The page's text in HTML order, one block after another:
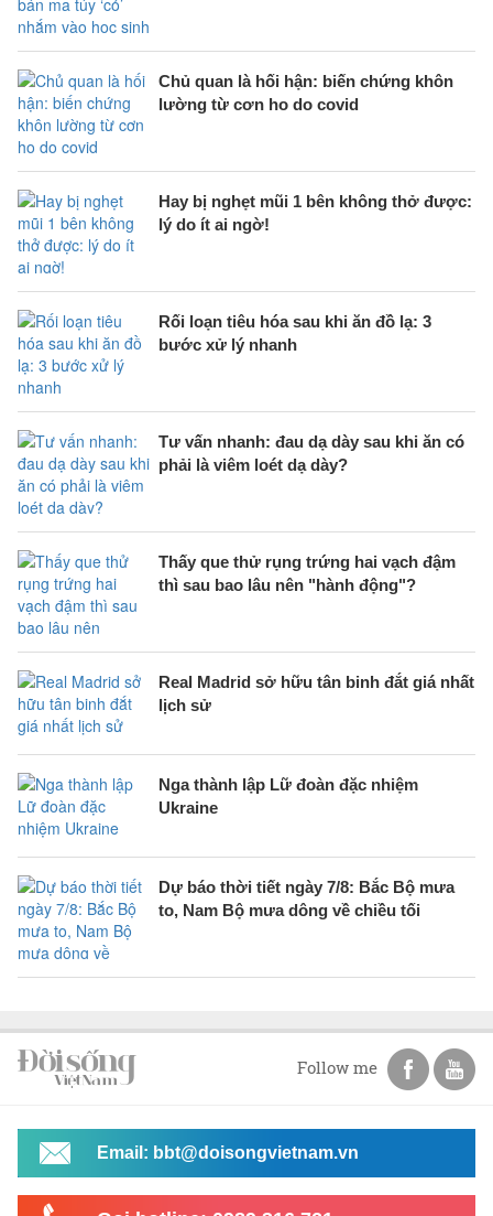
Chủ quan là hối hận: biến chứng khôn
lường từ cơn ho do covid
Hay bị nghẹt mũi 1 bên không thở được:
lý do ít ai ngờ!
Rối loạn tiêu hóa sau khi ăn đồ lạ: 3
bước xử lý nhanh
Tư vấn nhanh: đau dạ dày sau khi ăn có
phải là viêm loét dạ dày?
Thấy que thử rụng trứng hai vạch đậm
thì sau bao lâu nên "hành động"?
Real Madrid sở hữu tân binh đắt giá nhất
lịch sử
Nga thành lập Lữ đoàn đặc nhiệm
Ukraine
Dự báo thời tiết ngày 7/8: Bắc Bộ mưa
to, Nam Bộ mưa dông về chiều tối
Follow me
Email: bbt@doisongvietnam.vn